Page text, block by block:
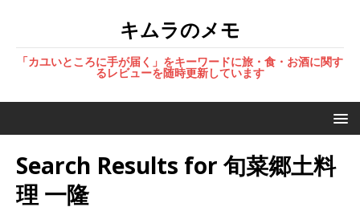
キムラのメモ
「カユいところに手が届く」をキーワードに旅・食・お酒に関す
るレビューを随時更新しています
Search Results for 旬菜郷土料
理 一隆